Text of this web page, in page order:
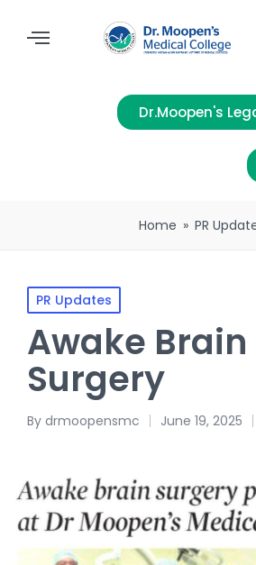
Dr.Moopen's
Home » PR
PR Updates
Awake Brain
Surgery
By drmoopensmc June 19, 2025